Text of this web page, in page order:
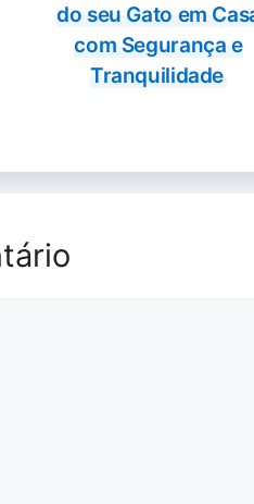
do seu Gato em
com Segurança e
Tranquilidade